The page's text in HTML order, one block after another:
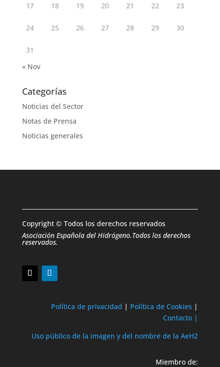
17 18 19 20 21 22 23
24 25 26 27 28 29 30
31
« Nov
Categorías
Noticias del Sector
Notas de Prensa
Noticias generales
Copyright © Todos los derechos reservados
Asociación Española del Hidrógeno.Todos los derechos
reservados.
Política de privacidad | Política de Cookies |
Contacto |
Uso público de la imagen y del nombre de la AeH2
Miembro de: